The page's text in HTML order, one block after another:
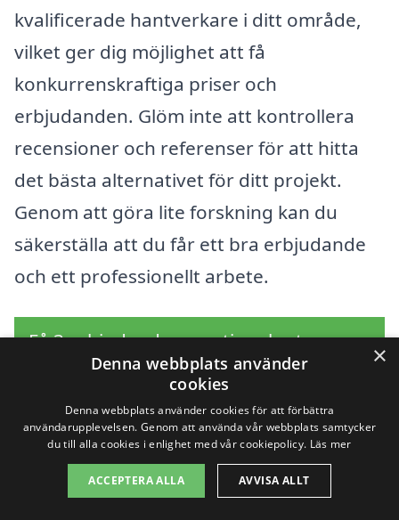
kvalificerade hantverkare i ditt område,
vilket ger dig möjlighet att få
konkurrenskraftiga priser och
erbjudanden. Glöm inte att kontrollera
recensioner och referenser för att hitta
det bästa alternativet för ditt projekt.
Genom att göra lite forskning kan du
säkerställa att du får ett bra erbjudande
och ett professionellt arbete.
Få 3 erbjudanden, gratis och utan
förpliktelser
Sök efter en
×
Denna webbplats använder
cookies
Denna webbplats använder cookies för att förbättra
användarupplevelsen. Genom att använda vår webbplats samtycker
du till alla cookies i enlighet med vår cookiepolicy. Läs mer
ACCEPTERA ALLA AVVISA ALLT